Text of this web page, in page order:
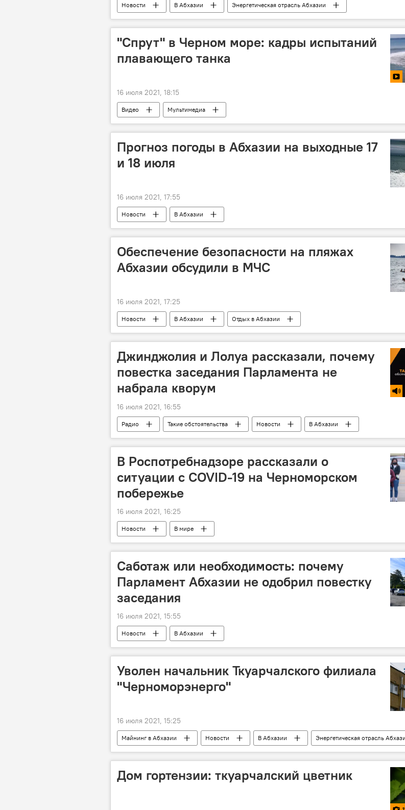
Новости В Абхазии Энергетическая отрасль Абхазии
"Спрут" в Черном море: кадры испытаний
плавающего танка
16 июля 2021, 18:15
Видео Мультимедиа
Прогноз погоды в Абхазии на выходные 17
и 18 июля
16 июля 2021, 17:55
Новости В Абхазии
Обеспечение безопасности на пляжах
Абхазии обсудили в МЧС
16 июля 2021, 17:25
Новости В Абхазии Отдых в Абхазии
Джинджолия и Лолуа рассказали, почему
повестка заседания Парламента не
набрала кворум
16 июля 2021, 16:55
Радио Такие обстоятельства Новости В Абхазии
В Роспотребнадзоре рассказали о
ситуации с COVID-19 на Черноморском
побережье
16 июля 2021, 16:25
Новости В мире
Саботаж или необходимость: почему
Парламент Абхазии не одобрил повестку
заседания
16 июля 2021, 15:55
Новости В Абхазии
Уволен начальник Ткуарчалского филиала
"Черноморэнерго"
16 июля 2021, 15:25
Майнинг в Абхазии Новости В Абхазии Энергетическая отрасль
Дом гортензии: ткуарчалский цветник